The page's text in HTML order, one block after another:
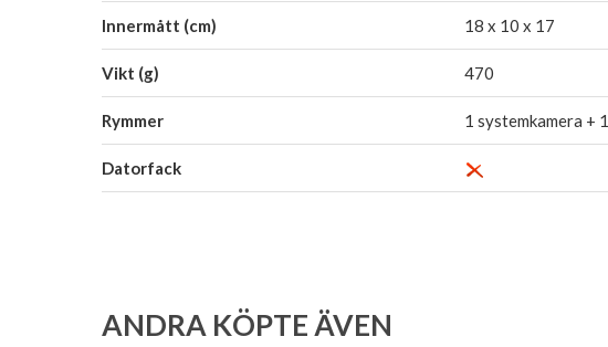
Innermått (cm) 18 x 10 x 17
Vikt (g) 470
Rymmer 1 systemkamera +
Datorfack
ANDRA KÖPTE ÄVEN